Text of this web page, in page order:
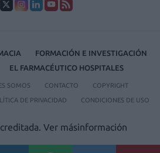
FORMACIÓN E INVESTIGACIÓN
EL FARMACÉUTICO HOSPITALES
SOMOS CONTACTO COPYRIGHT
DE PRIVACIDAD CONDICIONES DE USO